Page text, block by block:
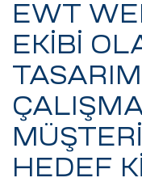
EWT
EKİBİ
HEDEF